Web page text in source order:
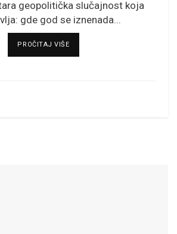
geopolitička slučajnost koja
gde god se iznenada...
PROČITAJ VIŠEDETAILS